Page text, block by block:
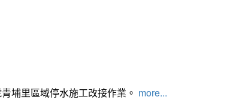
埔里區域停水施工改接作業。 more...